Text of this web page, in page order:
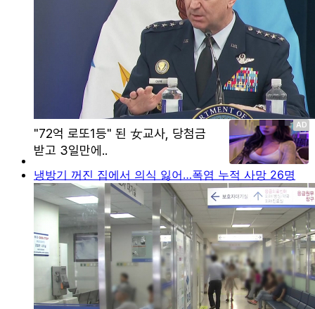
냉방기 꺼진 집에서 의식 잃어…폭염 누적 사망 26명